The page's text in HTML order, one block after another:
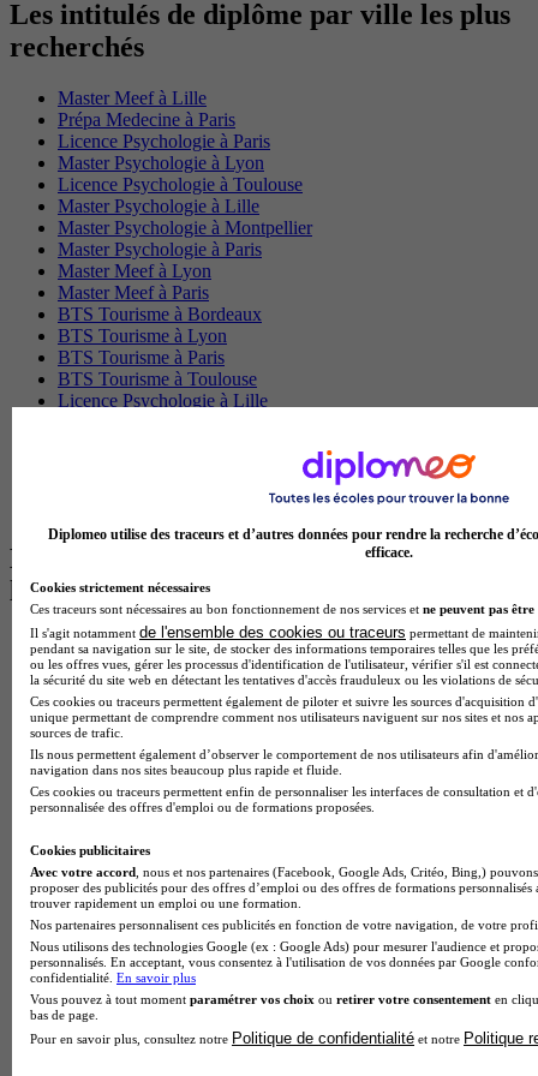
Les intitulés de diplôme par ville les plus
recherchés
Master Meef à Lille
Prépa Medecine à Paris
Licence Psychologie à Paris
Master Psychologie à Lyon
Licence Psychologie à Toulouse
Master Psychologie à Lille
Master Psychologie à Montpellier
Master Psychologie à Paris
Master Meef à Lyon
Master Meef à Paris
BTS Tourisme à Bordeaux
BTS Tourisme à Lyon
BTS Tourisme à Paris
BTS Tourisme à Toulouse
Licence Psychologie à Lille
Les intitulés de diplôme par alternance
les plus recherchés
BTS Esf en alternance
BTS Dietetique en alternance
BTS Mco en alternance
BTS Pi en alternance
BTS Sp3s en alternance
Master CCA en alternance
BTS Ndrc en alternance
BTS Sam en alternance
Cap Fleuriste en alternance
MSc Marketing Digital en alternance
BTS Gpme en alternance
Cap Electricien en alternance
BTS Gpn en alternance
BTS Domotique en alternance
BAC Pro Agora en alternance
BTS Sta en alternance
BTS Iris en alternance
BTS Tpl en alternance
BTS Ati en alternance
Diplomeo utilise des traceurs et d’autres données pour rendre la recherche
efficace.
Cookies strictement nécessaires
Ces traceurs sont nécessaires au bon fonctionnement de nos services et ne peuvent pas être
Il s'agit notamment de l'ensemble des cookies ou traceurs permettant de
pendant sa navigation sur le site, de stocker des informations temporaires telles que les
ou les offres vues, gérer les processus d'identification de l'utilisateur, vérifier s'il est
la sécurité du site web en détectant les tentatives d'accès frauduleux ou les violations de
Ces cookies ou traceurs permettent également de piloter et suivre les sources d'acquisition
unique permettant de comprendre comment nos utilisateurs naviguent sur nos sites et nos
sources de trafic.
Ils nous permettent également d’observer le comportement de nos utilisateurs afin
navigation dans nos sites beaucoup plus rapide et fluide.
Ces cookies ou traceurs permettent enfin de personnaliser les interfaces de consultation et
personnalisée des offres d'emploi ou de formations proposées.
Cookies publicitaires
Avec votre accord , nous et nos partenaires (Facebook, Google Ads, Critéo, Bing,)
proposer des publicités pour des offres d’emploi ou des offres de formations
trouver rapidement un emploi ou une formation.
Nos partenaires personnalisent ces publicités en fonction de votre navigation, de votre
Nous utilisons des technologies Google (ex : Google Ads) pour mesurer l'audience et
personnalisés. En acceptant, vous consentez à l'utilisation de vos données par Google
confidentialité. En savoir plus
Vous pouvez à tout moment paramétrer vos choix ou retirer votre consentement en
bas de page.
Pour en savoir plus, consultez notre Politique de confidentialité et notre Politique